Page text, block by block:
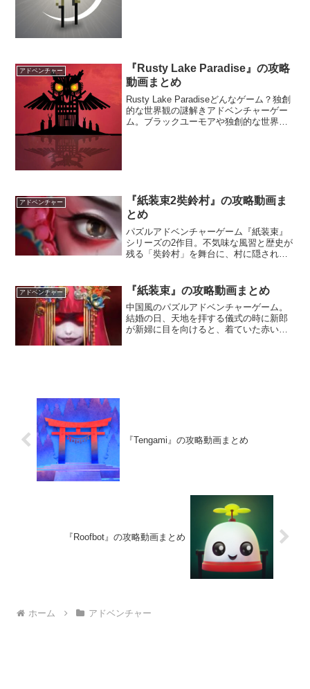
アドベンチャー
『Rusty Lake Paradise』の攻略
動画まとめ
Rusty Lake Paradiseどんなゲーム？独創
的な世界観の謎解きアドベンチャーゲー
ム。ブラックユーモアや独創的な世界観
アドベンチャー
『紙装束2奘鈴村』の攻略動画ま
とめ
パズルアドベンチャーゲーム『紙装束』
シリーズの2作目。不気味な風習と歴史が
残る「奘鈴村」を舞台に、村に隠された
グラフィックと緻密な演出で、より深い
没入感が味わえるぞ。
アドベンチャー 『紙装束』の攻略動画まとめ
中国風のパズルアドベンチャーゲーム。
結婚の日、天地を拝する儀式の時に新郎
が新婦に目を向けると、着ていた赤い花
『Tengami』の攻略動画まとめ
『Roofbot』の攻略動画まとめ
ホーム アドベンチャー